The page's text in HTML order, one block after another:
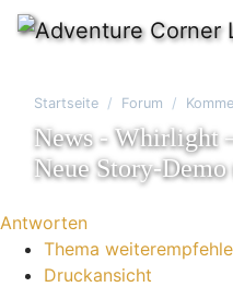
Startseite Forum
News - Whirlight
Neue Story-
Antworten
Thema
Druckansicht